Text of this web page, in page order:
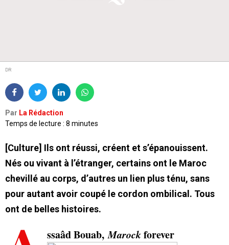
DR
Par La Rédaction
Temps de lecture : 8 minutes
[Culture] Ils ont réussi, créent et s’épanouissent.
Nés ou vivant à l’étranger, certains ont le Maroc
chevillé au corps, d’autres un lien plus ténu, sans
pour autant avoir coupé le cordon ombilical. Tous
ont de belles histoires.
ssaâd Bouab,Marockforever